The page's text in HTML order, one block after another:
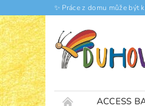
✨ Práce z domu může
ACCESS